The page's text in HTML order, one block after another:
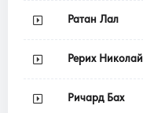
Ратан Лал
Рерих Николай
Ричард Бах